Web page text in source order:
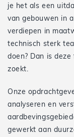
je het als een
van gebouwen in
verdiepen in
technisch sterk
doen? Dan is
zoekt.
Onze
analyseren en
gewerkt aan